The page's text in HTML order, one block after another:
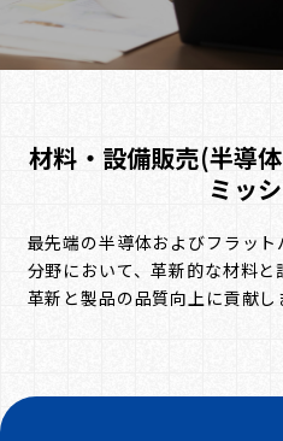
材料・設備販売(半導
ミッ
最先端の半導体およびフラット
分野において、革新的な材料
革新と製品の品質向上に貢献し